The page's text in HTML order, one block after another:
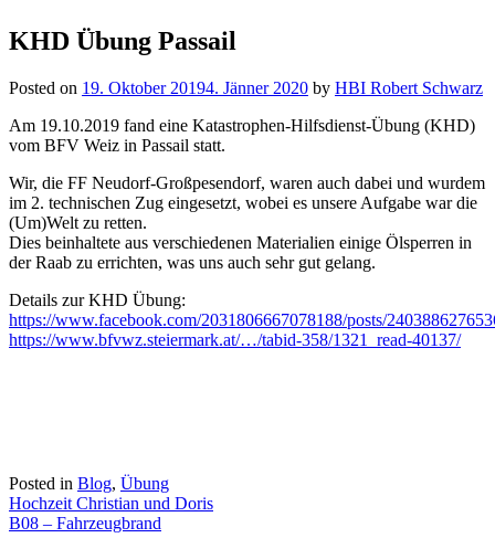
KHD Übung Passail
Posted on 19. Oktober 20194. Jänner 2020 by HBI Robert Schwarz
Am 19.10.2019 fand eine Katastrophen-Hilfsdienst-Übung (KHD)
vom BFV Weiz in Passail statt.
Wir, die FF Neudorf-Großpesendorf, waren auch dabei und wurdem
im 2. technischen Zug eingesetzt, wobei es unsere Aufgabe war die
(Um)Welt zu retten.
Dies beinhaltete aus verschiedenen Materialien einige Ölsperren in
der Raab zu errichten, was uns auch sehr gut gelang.
Details zur KHD Übung:
https://www.facebook.com/2031806667078188/posts/
https://www.bfvwz.steiermark.at/…/tabid-358/1321_read-40137/
Posted in Blog, Übung
Beitragsnavigation
Hochzeit Christian und Doris
B08 – Fahrzeugbrand